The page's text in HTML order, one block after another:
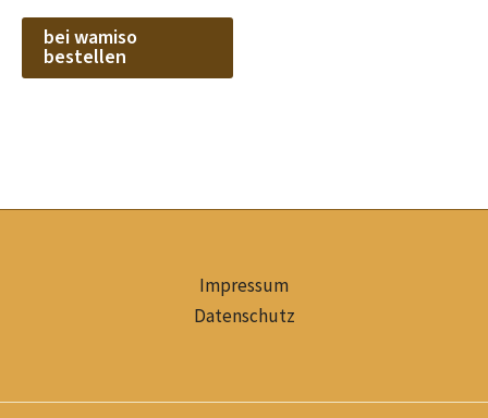
bei wamiso
bestellen
Impressum
Datenschutz